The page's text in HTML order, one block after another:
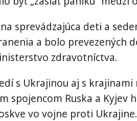
sprevádzajúca deti a
a bolo prevezených
zdravotníctva.
s Ukrajinou aj s krajinami
spojencom Ruska a Kyjev
vo vojne proti Ukrajine.